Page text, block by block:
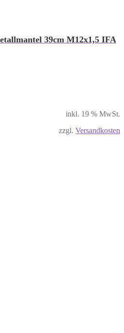
39cm M12x1,5 IFA
inkl. 19 % MwSt.
zzgl. Versandkosten